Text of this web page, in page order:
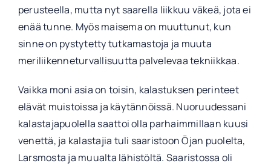
perusteella, mutta nyt saarella liikkuu väkeä, jota ei
enää tunne. Myös maisema on muuttunut, kun
sinne on pystytetty tutkamastoja ja muuta
meriliikenneturvallisuutta palvelevaa tekniikkaa.
Vaikka moni asia on toisin, kalastuksen perinteet
elävät muistoissa ja käytännöissä. Nuoruudessani
kalastajapuolella saattoi olla parhaimmillaan kuusi
venettä, ja kalastajia tuli saaristoon Öjan puolelta,
Larsmosta ja muualta lähistöltä. Saaristossa oli